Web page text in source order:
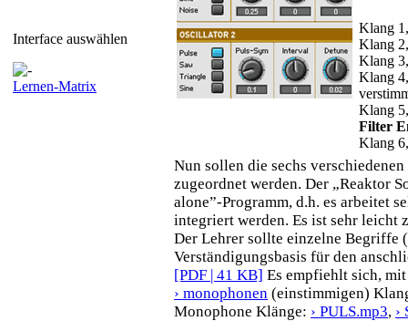
Interface auswählen
Lernen-Matrix
Klang
Klang
Klang
Klang
Klang
Filter
Klang
Nun sollen die sechs
zugeordnet werden. Der „Reaktor
alone”-Programm, d.h. es arbeitet
integriert werden. Es ist sehr leicht
Der Lehrer sollte einzelne Begriffe
Verständigungsbasis für den
[PDF | 41 KB] Es empfiehlt sich,
› monophonen (einstimmigen)
Monophone Klänge: › PULS.mp3, ›